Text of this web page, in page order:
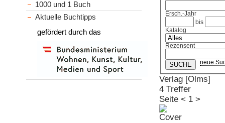
Ersch.-Jahr
bis
Katalog
Rezensent
neue
Verlag [Olms]
4 Treffer
Seite < 1 >
1000 und 1 Buch
Aktuelle Buchtipps
gefördert durch das